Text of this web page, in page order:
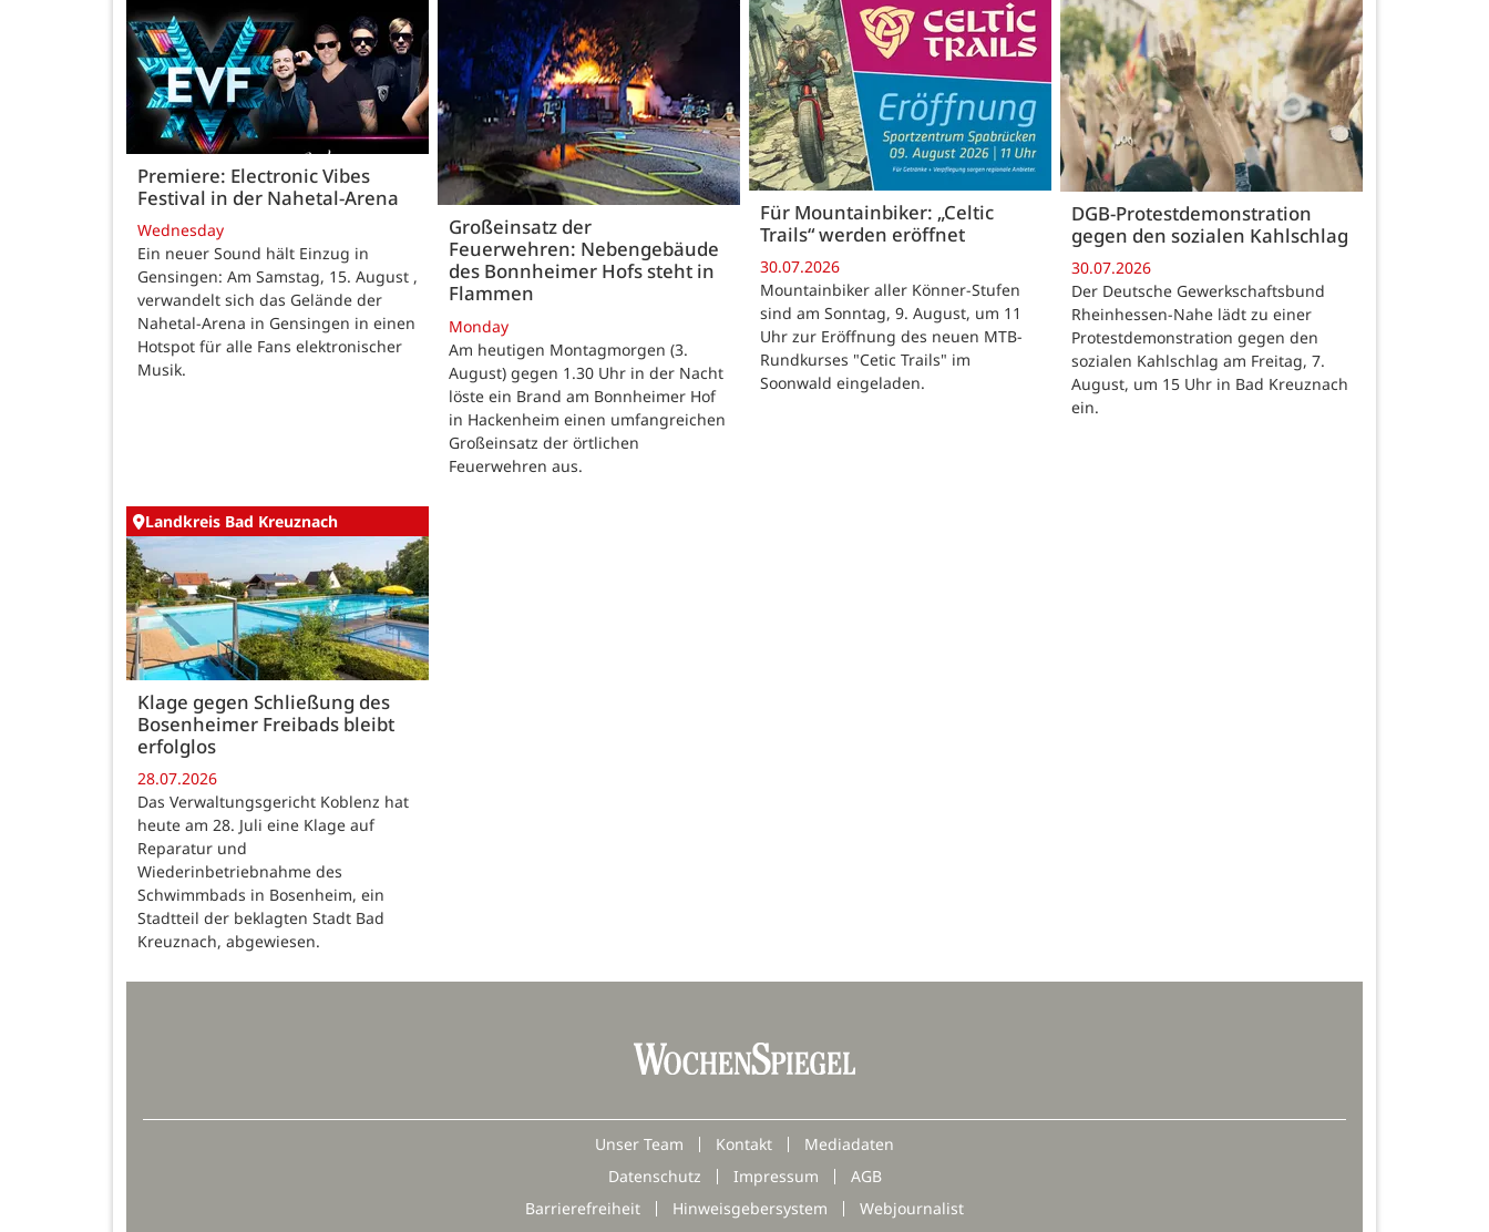
Premiere: Electronic Vibes
Festival in der Nahetal-Arena
Wednesday
Ein neuer Sound hält Einzug in
Gensingen: Am Samstag, 15. August ,
verwandelt sich das Gelände der
Nahetal-Arena in Gensingen in einen
Hotspot für alle Fans elektronischer
Musik.
Großeinsatz der
Feuerwehren: Nebengebäude
des Bonnheimer Hofs steht in
Flammen
Monday
Am heutigen Montagmorgen (3.
August) gegen 1.30 Uhr in der Nacht
löste ein Brand am Bonnheimer Hof
in Hackenheim einen umfangreichen
Großeinsatz der örtlichen
Feuerwehren aus.
Für Mountainbiker: „Celtic
Trails“ werden eröffnet
30.07.2026
Mountainbiker aller Könner-Stufen
sind am Sonntag, 9. August, um 11
Uhr zur Eröffnung des neuen MTB-
Rundkurses "Cetic Trails" im
Soonwald eingeladen.
DGB-Protestdemonstration
gegen den sozialen Kahlschlag
30.07.2026
Der Deutsche Gewerkschaftsbund
Rheinhessen-Nahe lädt zu einer
Protestdemonstration gegen den
sozialen Kahlschlag am Freitag, 7.
August, um 15 Uhr in Bad Kreuznach
ein.
Landkreis Bad Kreuznach
Klage gegen Schließung des
Bosenheimer Freibads bleibt
erfolglos
28.07.2026
Das Verwaltungsgericht Koblenz hat
heute am 28. Juli eine Klage auf
Reparatur und
Wiederinbetriebnahme des
Schwimmbads in Bosenheim, ein
Stadtteil der beklagten Stadt Bad
Kreuznach, abgewiesen.
Unser Team Kontakt
Mediadaten
Datenschutz
Impressum
AGB
Barrierefreiheit
Hinweisgebersystem Webjournalist